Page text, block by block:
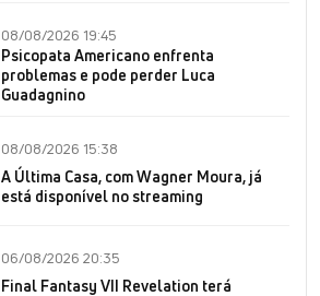
08/08/2026 19:45
Psicopata Americano enfrenta
problemas e pode perder Luca
Guadagnino
08/08/2026 15:38
A Última Casa, com Wagner Moura, já
está disponível no streaming
06/08/2026 20:35
Final Fantasy VII Revelation terá